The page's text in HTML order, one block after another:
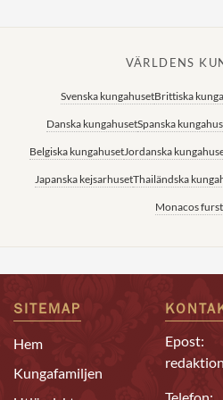
VÄRLDENS
Svenska kungahusetBrittiska
Danska kungahusetSpanska
Belgiska kungahusetJordanska
Japanska kejsarhusetThailändska
Monacos
SITEMAP
Hem
Kungafamiljen
Epost: